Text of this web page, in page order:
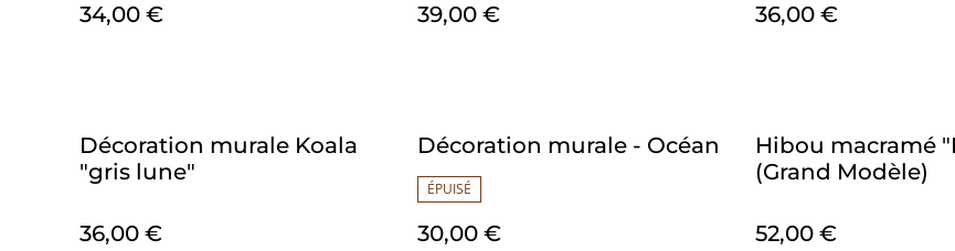
34,00 €
39,00 €
36,00 €
Décoration murale Koala
"gris lune"
36,00 €
Décoration murale - Océan
ÉPUISÉ
30,00 €
Hibou macramé
(Grand Modèle)
52,00 €